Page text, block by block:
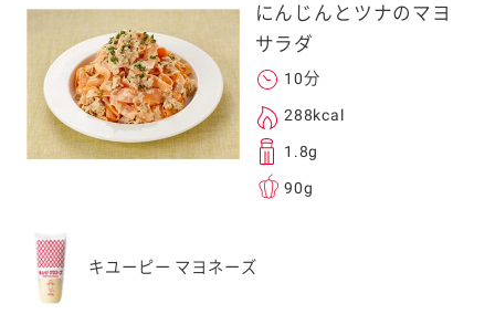
にんじんとツナのマヨ
サラダ
10分
288kcal
1.8g
90g
キユーピー マヨネーズ